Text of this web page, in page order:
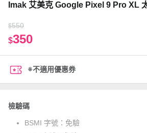
Imak 艾美克 Google Pixel 9 Pro XL
$550
$350
※不適用優惠券
檢驗碼
BSMI 字號： 免驗